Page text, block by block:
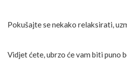
Pokušajte se nekako relaksirati,
Vidjet ćete, ubrzo će vam biti puno